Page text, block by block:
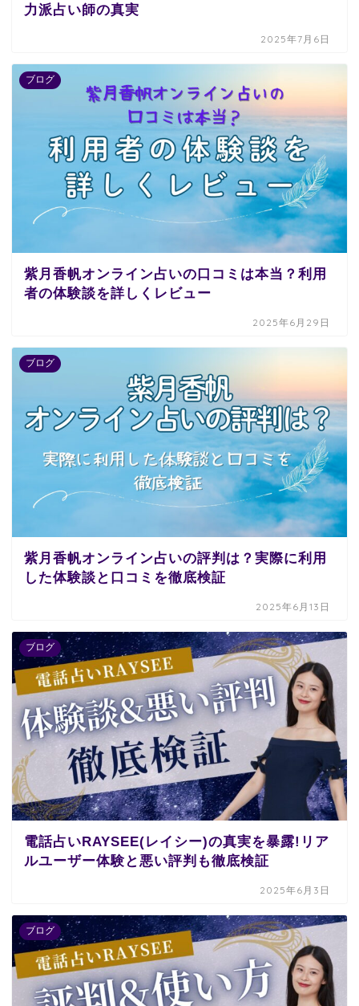
力派占い師の真実
2025年7月6日
ブログ
紫月香帆オンライン占いの口コミは本当？利用
者の体験談を詳しくレビュー
2025年6月29日
ブログ
紫月香帆オンライン占いの評判は？実際に利用
した体験談と口コミを徹底検証
2025年6月13日
ブログ
電話占いRAYSEE(レイシー)の真実を暴露!リア
ルユーザー体験と悪い評判も徹底検証
2025年6月3日
ブログ